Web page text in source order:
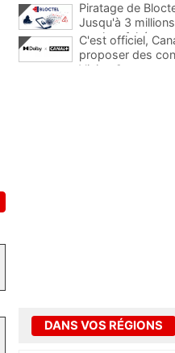
Piratage de
Jusqu'à 3
auraient fuité
C'est officiel,
proposer des
Vision 2
DANS VOS RÉGIONS